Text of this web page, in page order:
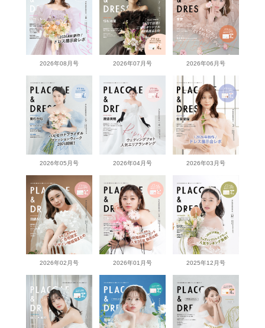
2026年08月号 2026年07月号 2026年06月号
2026年05月号 2026年04月号 2026年03月号
2026年02月号 2026年01月号 2025年12月号